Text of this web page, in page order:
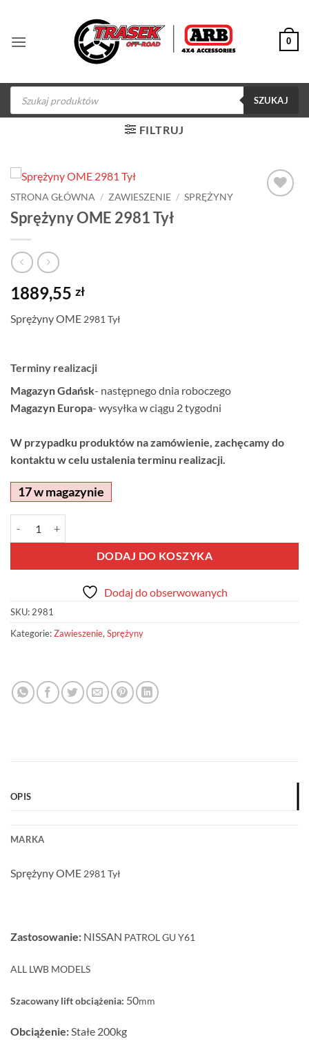
zawartości
0
Wyszukiwarka
produktów
SZUKAJ
FILTRUJ
STRONA GŁÓWNA / ZAWIESZENIE / SPRĘŻYNY
Sprężyny OME 2981 Tył
1889,55 zł
Sprężyny OME 2981 Tył
Terminy realizacji
Magazyn Gdańsk- następnego dnia roboczego
Magazyn Europa- wysyłka w ciągu 2 tygodni
W przypadku produktów na zamówienie, zachęcamy do
kontaktu w celu ustalenia terminu realizacji.
17 w magazynie
DODAJ DO KOSZYKA
Alternative:
Dodaj do obserwowanych
SKU:2981
Kategorie:Zawieszenie,Sprężyny
OPIS
MARKA
Sprężyny OME 2981 Tył
Zastosowanie: NISSAN PATROL GU Y61
ALL LWB MODELS
Szacowany lift obciążenia: 50mm
Obciążenie:Stałe 200kg